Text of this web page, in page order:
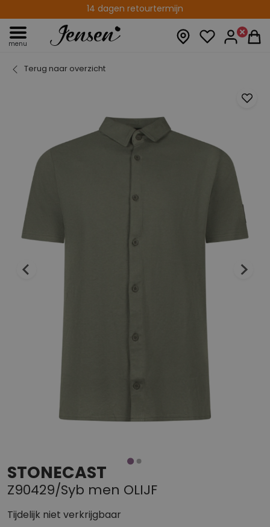
14 dagen retourtermijn
Gratis verzenden vanaf € 75,00
menu
Terug naar overzicht
STONECAST
Z90429/Syb men OLIJF
Tijdelijk niet verkrijgbaar